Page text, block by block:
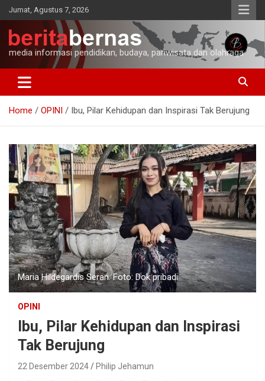
Skip
to
content
Jumat, Agustus 7, 2026
media informasi pendidikan, budaya, pariwisata dan olahraga
Home OPINI Ibu, Pilar Kehidupan dan Inspirasi Tak Berujung
Maria Hildegardis Seran. Foto: Dok pribadi
OPINI
Ibu, Pilar Kehidupan dan Inspirasi
Tak Berujung
22 Desember 2024 Philip Jehamun